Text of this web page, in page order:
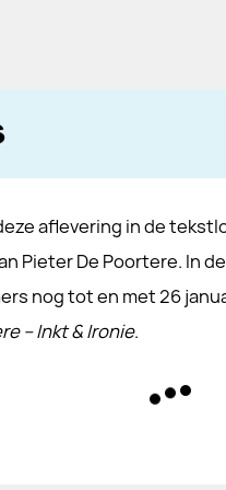
aflevering in de
Pieter De Poortere. In
nog tot en met 26
– Inkt & Ironie.